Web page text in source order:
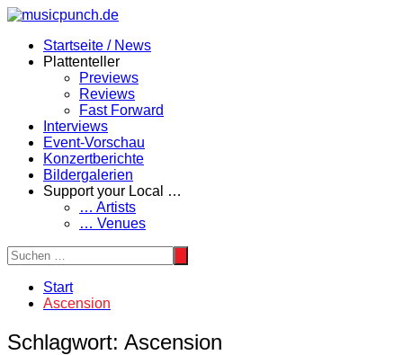
Zum
springenStartseite / News
Plattenteller
Previews
Reviews
Fast Forward
Interviews
Event-Vorschau
Konzertberichte
Bildergalerien
Support your Local …
… Artists
… Venues
Start
Ascension
Schlagwort: Ascension